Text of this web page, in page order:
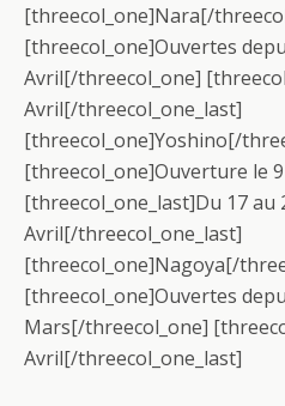
[threecol_one]Nara[/
[threecol_one]Ouvertes
Avril[/threecol_one]
Avril[/threecol_one_last]
[threecol_one]Yoshino[/
[threecol_one]Ouverture le
[threecol_one_last]Du 17 au
Avril[/threecol_one_last]
[threecol_one]Nagoya[/
[threecol_one]Ouvertes
Mars[/threecol_one]
Avril[/threecol_one_last]